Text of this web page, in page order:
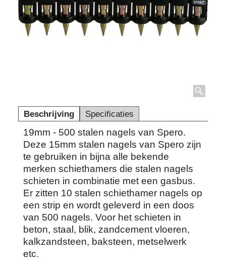
Beschrijving Specificaties
19mm - 500 stalen nagels van Spero.
Deze 15mm stalen nagels van Spero zijn
te gebruiken in bijna alle bekende
merken schiethamers die stalen nagels
schieten in combinatie met een gasbus.
Er zitten 10 stalen schiethamer nagels op
een strip en wordt geleverd in een doos
van 500 nagels. Voor het schieten in
beton, staal, blik, zandcement vloeren,
kalkzandsteen, baksteen, metselwerk
etc.